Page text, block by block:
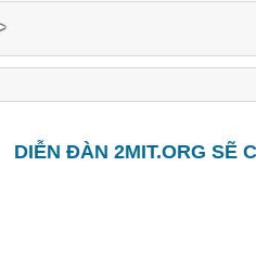
DIỄN ĐÀN 2MIT.ORG SẼ